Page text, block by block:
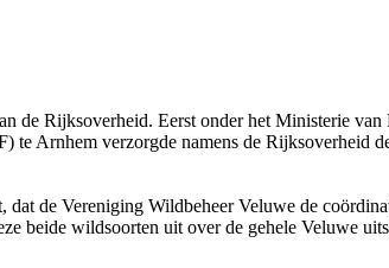
de Rijksoverheid. Eerst onder het Ministerie
Arnhem verzorgde namens de Rijksoverheid
de Vereniging Wildbeheer Veluwe de
beide wildsoorten uit over de gehele Veluwe